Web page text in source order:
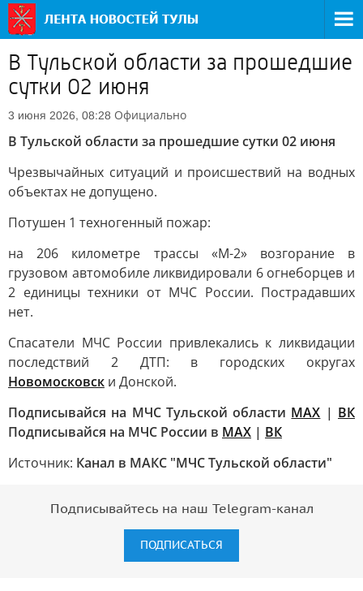
В Тульской области за прошедшие
сутки 02 июня
3 июня 2026, 08:28 Официально
В Тульской области за прошедшие сутки 02 июня
Чрезвычайных ситуаций и происшествий на водных
объектах не допущено.
Потушен 1 техногенный пожар:
на 206 километре трассы «М-2» возгорание в
грузовом автомобиле ликвидировали 6 огнеборцев и
2 единицы техники от МЧС России. Пострадавших
нет.
Спасатели МЧС России привлекались к ликвидации
последствий 2 ДТП: в городских округах
Новомосковск и Донской.
Подписывайся на МЧС Тульской области MAX | ВК
Подписывайся на МЧС России в MAX | ВК
Источник: Канал в МАКС "МЧС Тульской области"
Подписывайтесь на наш Telegram-канал
ПОДПИСАТЬСЯ